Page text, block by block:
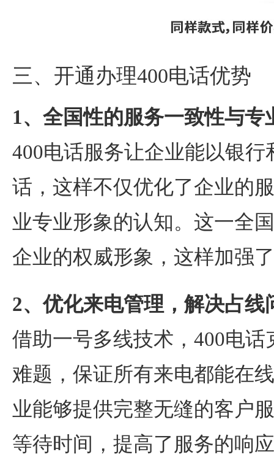
三、开通办理400电话优势
1、全国性的服务一致性与专
400电话服务让企业能以银
话，这样不仅优化了企业的
业专业形象的认知。这一全
企业的权威形象，这样加强
2、优化来电管理，解决占线
借助一号多线技术，400电
难题，保证所有来电都能在
业能够提供完整无缝的客户
等待时间，提高了服务的响